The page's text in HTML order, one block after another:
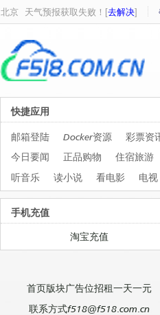
北京 天气预报获取失败！[去解决]
快捷应用
邮箱登陆 Docker资源
彩票资
今日要闻
正品购物
住宿旅游
听音乐
读小说 看电影 电视
手机充值
淘宝充值
首页版块广告位招租一天一元
联系方式f518@f518.com.cn